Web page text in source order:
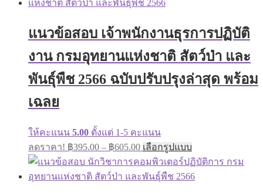
through
options
be
chosen
on
the
แนวข้อสอบ เจ้าพนักงานธุรการปฏิบัติ
งาน กรมอุทยานแห่งชาติ สัตว์ป่า และ
พันธุ์พืช 2566 ฉบับปรับปรุงล่าสุด พร้อม
เฉลย
ให้คะแนน 5.00 ตั้งแต่ 1-5 คะแนน
ลดราคา! ฿395.00 – ฿605.00Price
range:
฿395.00
through
เลือกรูปแบบ
product
has
multiple